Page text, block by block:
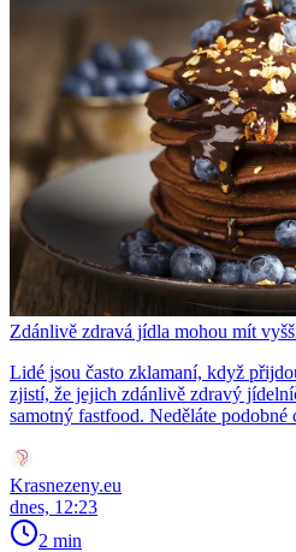
Zdánlivě zdravá jídla mohou mít
Lidé jsou často zklamaní, když
zjistí, že jejich zdánlivě zdravý
samotný fastfood. Neděláte
Krasnezeny.eu
dnes, 12:23
2 min